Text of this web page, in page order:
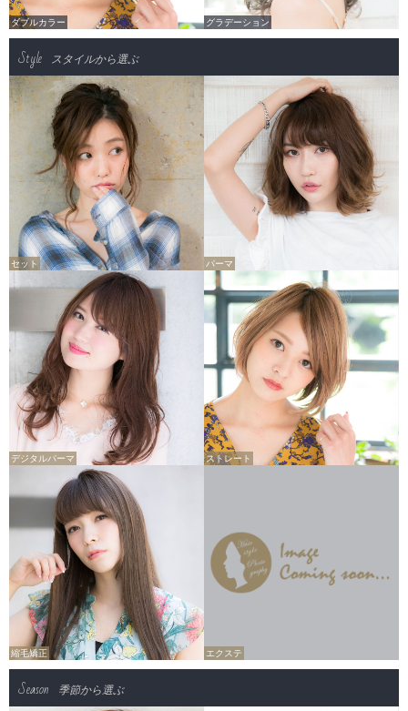
ダブルカラー グラデーション
Style スタイルから選ぶ
セット パーマ
デジタルパーマ ストレート
縮毛矯正 エクステ
Season 季節から選ぶ